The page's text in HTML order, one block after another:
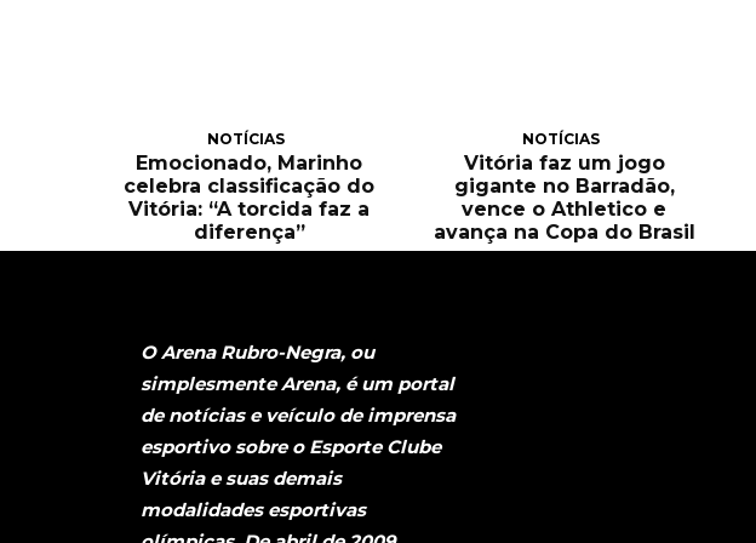
NOTÍCIAS
Emocionado, Marinho
celebra classificação do
Vitória: “A torcida faz a
diferença”
NOTÍCIAS
Vitória faz um jogo
gigante no Barradão,
vence o Athletico e
avança na Copa do Brasil
O Arena Rubro-Negra, ou
simplesmente Arena, é um portal
de notícias e veículo de imprensa
esportivo sobre o Esporte Clube
Vitória e suas demais
modalidades esportivas